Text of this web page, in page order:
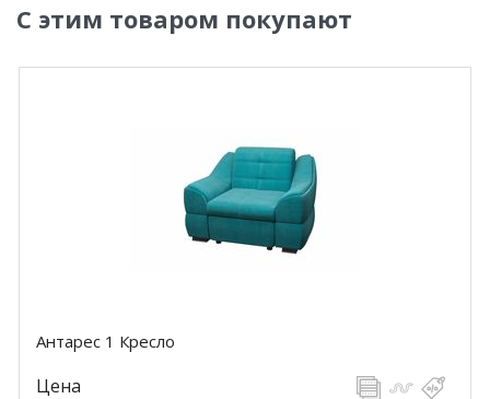
С этим товаром покупают
Антарес 1 Кресло
Цена